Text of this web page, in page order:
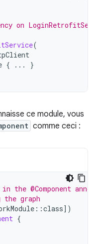
on
(
{ ...
}
ce module, vous
comme ceci :
@Component
graph
::class] )
{